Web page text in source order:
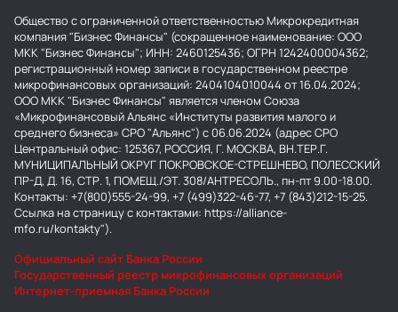
Общество с ограниченной ответственностью Микрокредитная
компания "Бизнес Финансы" (сокращенное наименование: ООО
МКК "Бизнес Финансы"; ИНН: 2460125436; ОГРН 1242400004362;
регистрационный номер записи в государственном реестре
микрофинансовых организаций: 2404104010044 от 16.04.2024;
ООО МКК "Бизнес Финансы" является членом Союза
«Микрофинансовый Альянс «Институты развития малого и
среднего бизнеса» СРО "Альянс") с 06.06.2024 (адрес СРО
Центральный офис: 125367, РОССИЯ, Г. МОСКВА, ВН.ТЕР.Г.
МУНИЦИПАЛЬНЫЙ ОКРУГ ПОКРОВСКОЕ-СТРЕШНЕВО, ПОЛЕССКИЙ
ПР-Д, Д. 16, СТР. 1, ПОМЕЩ./ЭТ. 308/АНТРЕСОЛЬ., пн-пт 9.00-18.00.
Контакты: +7(800)555-24-99, +7 (499)322-46-77, +7 (843)212-15-25.
Ссылка на страницу с контактами: https://alliance-
mfo.ru/kontakty").
Официальный сайт Банка России
Государственный реестр микрофинансовых организаций
Интернет-приемная Банка России